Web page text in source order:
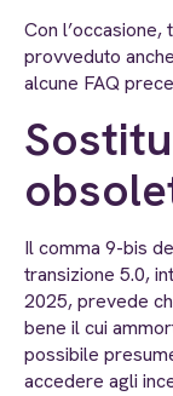
Con l’occasione,
provveduto
alcune FAQ
Il comma 9-bis
transizione 5.0,
2025, prevede
bene il cui
possibile
accedere agli